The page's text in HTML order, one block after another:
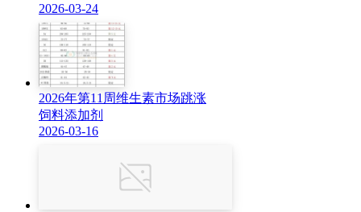
2026-03-24
2026年第11周维生素市场跳涨
饲料添加剂
2026-03-16